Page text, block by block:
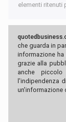
elementi ritenuti
che guarda in
informazione ha
grazie alla
anche
l'indipendenza
un'informazione